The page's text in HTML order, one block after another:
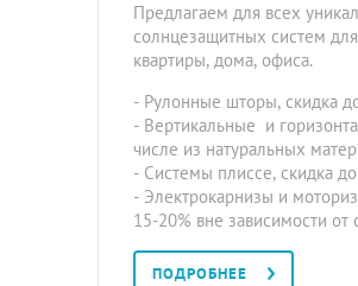
Предлагаем для всех
солнцезащитных систем
квартиры, дома, офиса.
- Рулонные шторы, скидка
- Вертикальные и
числе из натуральных
- Системы плиссе, скидка
- Электрокарнизы и
15-20% вне зависимости от
ПОДРОБНЕЕ